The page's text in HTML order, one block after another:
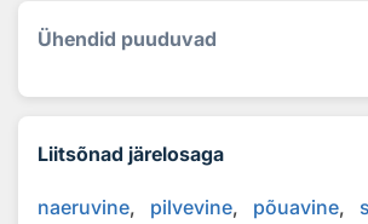
Ühendid puuduvad
Liitsõnad järelosaga
naeruvine pilvevine põuavine